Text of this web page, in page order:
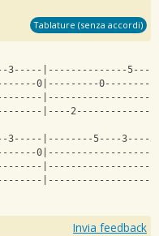
Tablature (senza accordi)
3-----|--------------
0|---------
|----
3-----|--------5----3----
Invia feedback